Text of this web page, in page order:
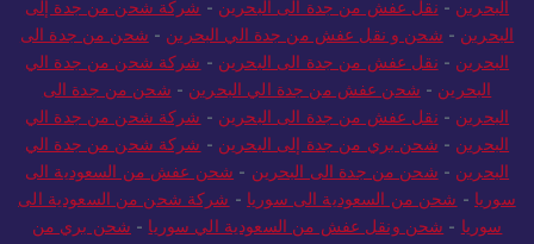
البحرين -نقل عفش من جدة الى البحرين -شركة شحن من جدة إلى
البحرين -شحن و نقل عفش من جدة الي البحرين -شحن من جدة الى
البحرين -نقل عفش من جدة الى البحرين -شركة شحن من جدة الي
البحرين -شحن عفش من جدة الي البحرين -شحن من جدة الى
البحرين -نقل عفش من جدة الى البحرين -شركة شحن من جدة الي
البحرين -شحن بري من جدة إلى البحرين -شركة شحن من جدة الي
البحرين -شحن من جدة الى البحرين - شحن عفش من السعودية الى
سوريا-شحن من السعودية الى سوريا-شركة شحن من السعودية الى
سوريا-شحن ونقل عفش من السعودية الي سوريا- شحن بري من